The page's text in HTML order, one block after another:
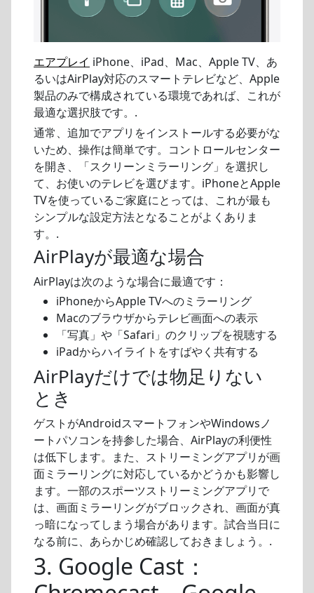
エアプレイ iPhone、iPad、Mac、Apple TV、あ
るいはAirPlay対応のスマートテレビなど、Apple
製品のみで構成されている環境であれば、これが
最適な選択肢です。.
通常、追加でアプリをインストールする必要がな
いため、操作は簡単です。コントロールセンター
を開き、「スクリーンミラーリング」を選択し
て、お使いのテレビを選びます。iPhoneとApple
TVを使っているご家庭にとっては、これが最も
シンプルな設定方法となることがよくありま
す。.
AirPlayが最適な場合
AirPlayは次のような場合に最適です：
iPhoneからApple TVへのミラーリング
Macのブラウザからテレビ画面への表示
「写真」や「Safari」のクリップを視聴する
iPadからハイライトをすばやく共有する
AirPlayだけでは物足りない
とき
ゲストがAndroidスマートフォンやWindowsノ
ートパソコンを持参した場合、AirPlayの利便性
は低下します。また、ストリーミングアプリが画
面ミラーリングに対応しているかどうかも影響し
ます。一部のスポーツストリーミングアプリで
は、画面ミラーリングがブロックされ、画面が真
っ暗になってしまう場合があります。試合当日に
なる前に、あらかじめ確認しておきましょう。.
3. Google Cast：